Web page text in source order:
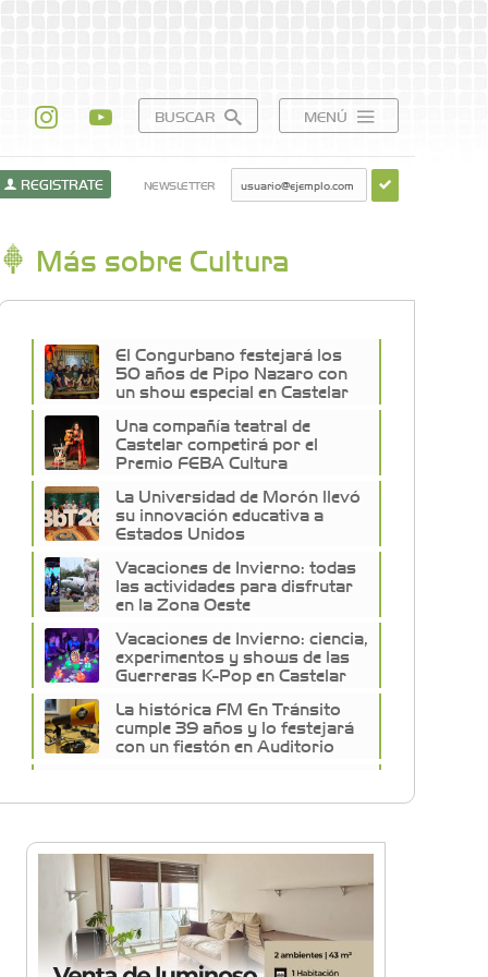
BUSCAR MENÚ
REGISTRATE NEWSLETTER
Más sobre Cultura
El Congurbano festejará los
50 años de Pipo Nazaro con
un show especial en Castelar
Una compañía teatral de
Castelar competirá por el
Premio FEBA Cultura
La Universidad de Morón llevó
su innovación educativa a
Estados Unidos
Vacaciones de Invierno: todas
las actividades para disfrutar
en la Zona Oeste
Vacaciones de Invierno: ciencia,
experimentos y shows de las
Guerreras K-Pop en Castelar
La histórica FM En Tránsito
cumple 39 años y lo festejará
con un fiestón en Auditorio
Cecilia Ce llega a Morón con
Silvia Villalba presentó Caudal
Interno: "Tiene que ver con el
mensaje que quiero entregar
desde mi ser"
Planspiel: Conocé la
experiencia educativa en
alemán que reunió a